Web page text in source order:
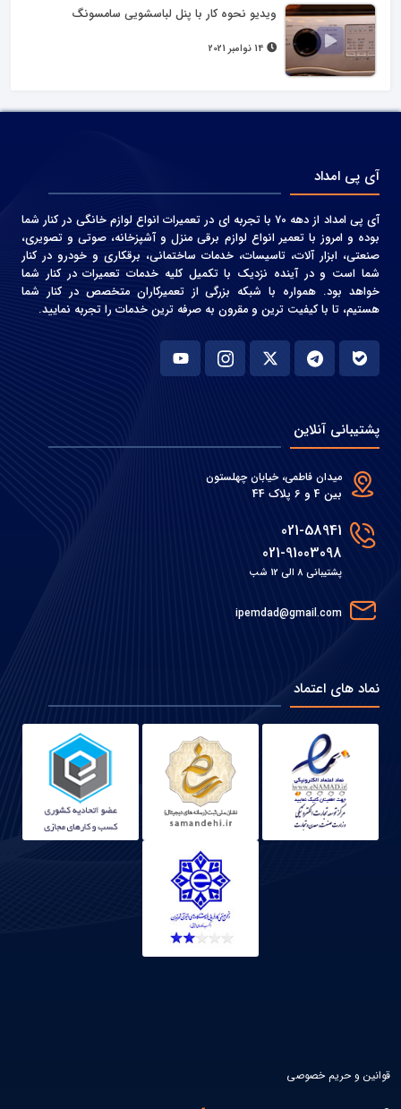
ویدیو نحوه کار با پنل لباسشویی سامسونگ
آی پی امداد
آی پی امداد از دهه 70 با تجربه ای در تعمیرات انواع لوازم خانگی در کنار شما
بوده و امروز با تعمیر انواع لوازم برقی منزل و آشپزخانه، صوتی و‌ تصویری،
صنعتی، ابزار آلات، تاسیسات، خدمات ساختمانی، برقکاری و خودرو در کنار
شما است و در آینده نزدیک با تکمیل کلیه خدمات تعمیرات در کنار شما
خواهد بود. همواره با شبکه بزرگی از تعمیرکاران متخصص در کنار شما
هستیم، تا با کیفیت ترین و مقرون به صرفه ترین خدمات را تجربه نمایید.
پشتیبانی آنلاین
میدان فاطمی، خیابان چهلستون
بین 4 و 6 پلاک 44
021-58941
021-91003098
پشتیبانی 8 الی 12 شب
ipemdad@gmail.com
نماد های اعتماد
قوانین و حریم خصوصی